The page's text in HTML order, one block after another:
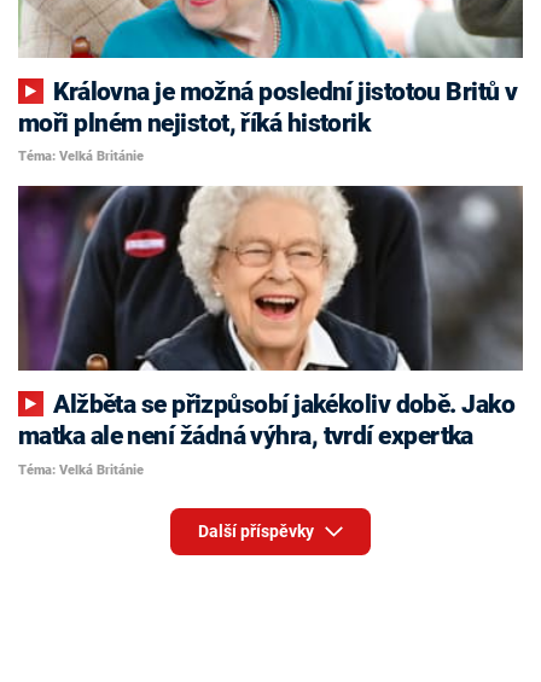
moři plném nejistot, říká historik
Téma: Velká Británie
Alžběta se přizpůsobí jakékoliv době. Jako
matka ale není žádná výhra, tvrdí expertka
Téma: Velká Británie
Další příspěvky